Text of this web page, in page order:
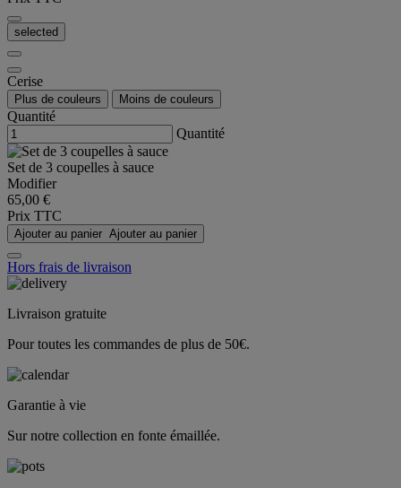
selected
Cerise
Plus de couleurs Moins de couleurs
Quantité
Quantité
Set de 3 coupelles à sauce
Modifier
65,00 €
Prix TTC
Ajouter au panier Ajouter au panier
Hors frais de livraison
Livraison gratuite
Pour toutes les commandes de plus de 50€.
Garantie à vie
Sur notre collection en fonte émaillée.